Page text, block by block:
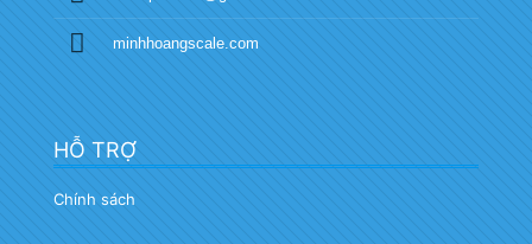
minhhoangscale.com
HỖ TRỢ
Chính sách